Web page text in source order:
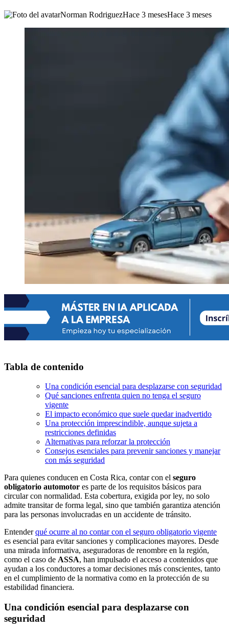
Norman RodriguezHace 3 mesesHace 3 meses
Tabla de contenido
Una condición esencial para desplazarse con seguridad
Qué sanciones enfrenta quien no tenga el seguro
vigente
El impacto económico que suele quedar inadvertido
Una protección imprescindible, aunque sujeta a
restricciones definidas
Alternativas para reforzar la protección
Consejos esenciales para prevenir sanciones y manejar
con más seguridad
Para quienes conducen en Costa Rica, contar con el seguro
obligatorio automotor es parte de los requisitos básicos para
circular con normalidad. Esta cobertura, exigida por ley, no solo
admite transitar de forma legal, sino que también garantiza atención
para las personas involucradas en un accidente de tránsito.
Entenderqué ocurre al no contar con el seguro obligatorio vigente
es esencial para evitar sanciones y complicaciones mayores. Desde
una mirada informativa, aseguradoras de renombre en la región,
como el caso de ASSA, han impulsado el acceso a contenidos que
ayudan a los conductores a tomar decisiones más conscientes, tanto
en el cumplimiento de la normativa como en la protección de su
estabilidad financiera.
Una condición esencial para desplazarse con
seguridad